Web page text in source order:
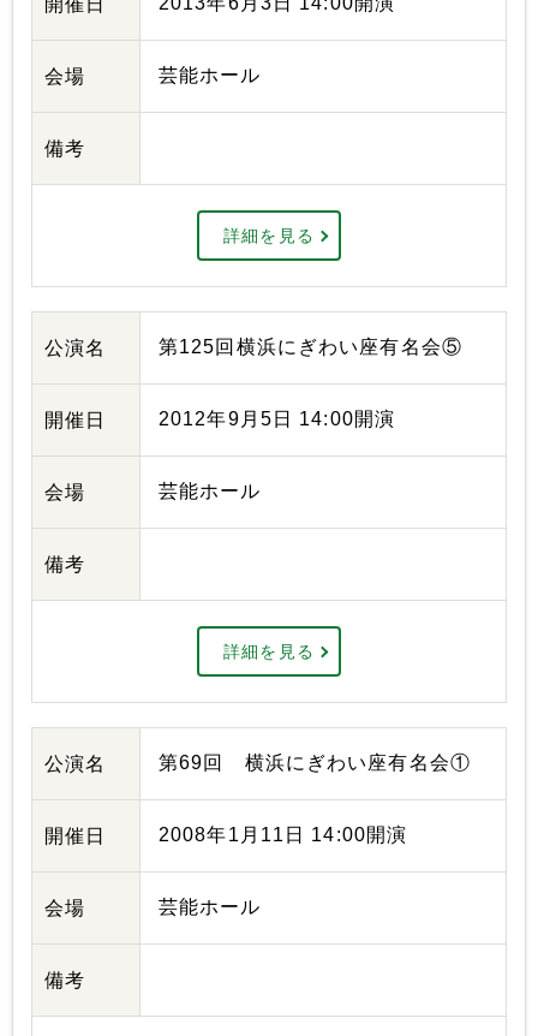
開催日
会場 芸能ホール
備考
詳細を見る
公演名 第125回横浜にぎわい座有名会⑤
開催日 2012年9月5日 14:00開演
会場 芸能ホール
備考
詳細を見る
公演名 第69回 横浜にぎわい座有名会①
開催日 2008年1月11日 14:00開演
会場 芸能ホール
備考